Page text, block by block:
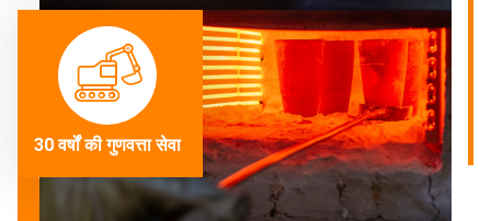
30 वर्षों की गुणवत्ता सेवा